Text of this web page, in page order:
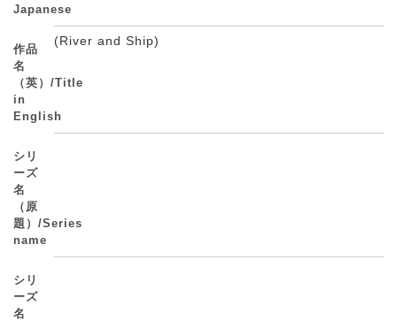
Japanese
作品
名
（英）/Title
in
English
(River and Ship)
シリ
ーズ
名
（原
題）/Series
name
シリ
ーズ
名